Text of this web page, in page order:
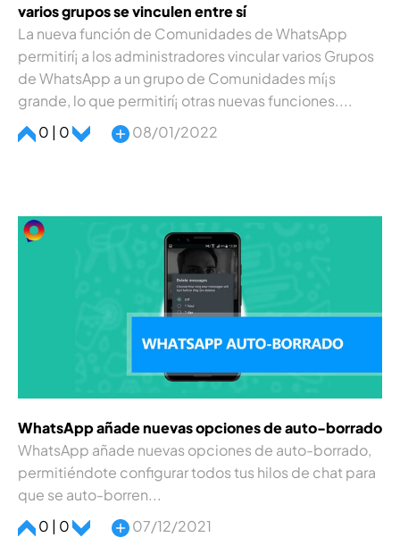
varios grupos se vinculen entre sí­
La nueva función de Comunidades de WhatsApp
permitirí¡ a los administradores vincular varios Grupos
de WhatsApp a un grupo de Comunidades mí¡s
grande, lo que permitirí¡ otras nuevas funciones....
0 | 0
08/01/2022
WhatsApp añade nuevas opciones de auto-borrado
WhatsApp añade nuevas opciones de auto-borrado,
permitiéndote configurar todos tus hilos de chat para
que se auto-borren...
0 | 0
07/12/2021